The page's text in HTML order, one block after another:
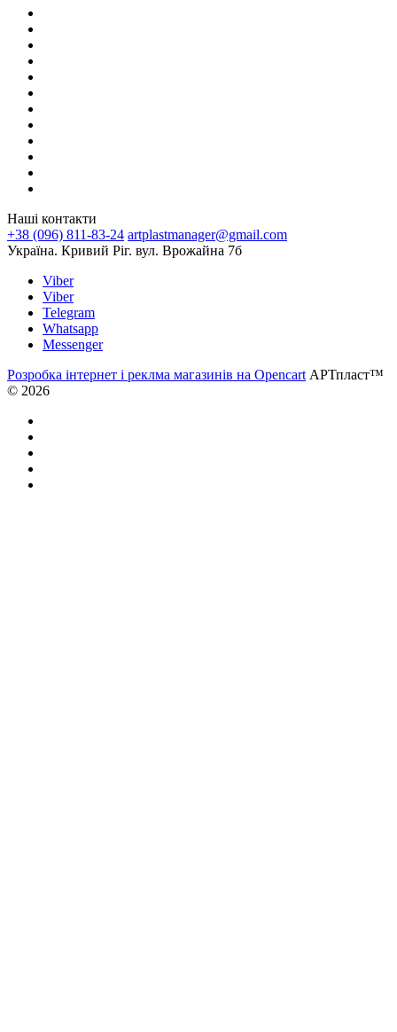
Наші контакти
+38 (096) 811-83-24 artplastmanager@gmail.com
Україна. Кривий Ріг. вул. Врожайна 7б
Viber
Viber
Telegram
Whatsapp
Messenger
Розробка інтернет і реклма магазинів на Opencart АРТпласт™
© 2026